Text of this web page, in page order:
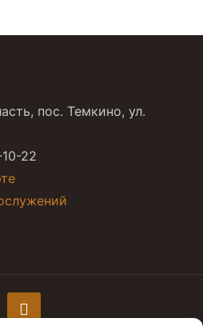
пос. Темкино, ул.
22